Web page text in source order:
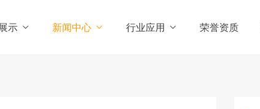
示 新闻中心 行业应用 荣誉资质